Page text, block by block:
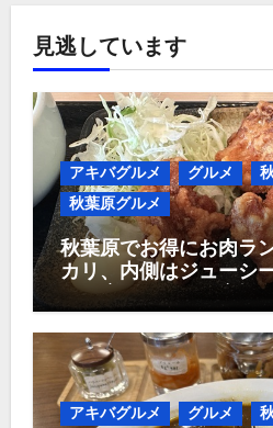
見逃しています
アキバグルメ グルメ
秋葉原グルメ
秋葉原でお得にお肉ラ
カリ、内側はジューシ
のお店 やまの」唐揚
アキバグルメ グルメ